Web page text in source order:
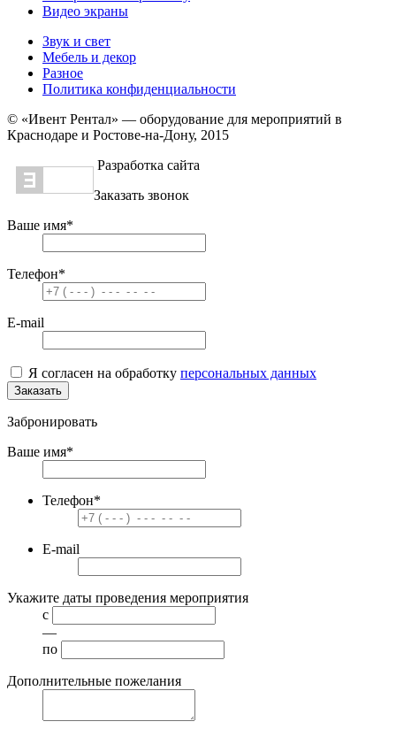
Видео экраны
Звук и свет
Мебель и декор
Разное
Политика конфиденциальности
© «Ивент Рентал» — оборудование для мероприятий в
Краснодаре и Ростове-на-Дону, 2015
Разработка сайта
Заказать звонок
Ваше имя*
Телефон*
E-mail
Я согласен на обработку персональных данных
Заказать
Забронировать
Ваше имя*
Телефон*
E-mail
Укажите даты проведения мероприятия
с
—
по
Дополнительные пожелания